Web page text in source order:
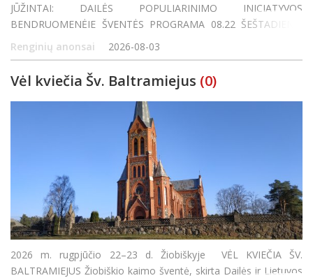
JŪŽINTAI: DAILĖS POPULIARINIMO INICIATYVOS
BENDRUOMENĖJE ŠVENTĖS PROGRAMA 08.22 ŠEŠTADIENIS
Jūžinto ežero paplūdimyje SPALVINGA JUDESIO IR AZARTO
ERDVĖ 8:00–12:00 Žvejybos varžybos Išankstinė r
Renginių anonsai 2026-08-03
Vėl kviečia Šv. Baltramiejus (0)
2026 m. rugpjūčio 22–23 d. Žiobiškyje VĖL KVIEČIA ŠV.
BALTRAMIEJUS Žiobiškio kaimo šventė, skirta Dailės ir Lietuvos